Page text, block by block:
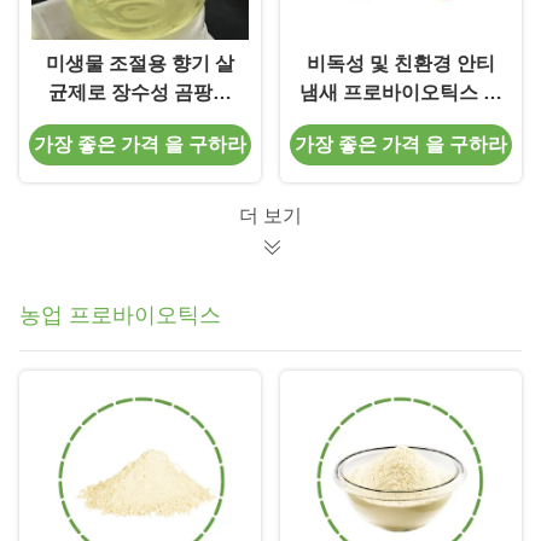
미생물 조절용 향기 살
균제로 장수성 곰팡이
냄새 제거
가장 좋은 가격 을 구하라
비독성 및 친환경 안티
냄새 프로바이오틱스 냄
새 제거자 고객 요구 사
항에 대한 효소 처리
가장 좋은 가격 을 구하라
더 보기
농업 프로바이오틱스